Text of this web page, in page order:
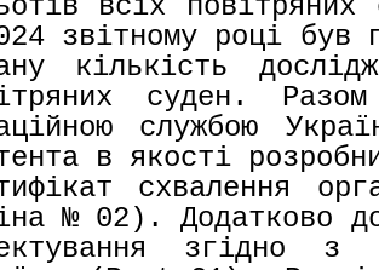
всіх
звітному роцi був
кількість
суден . Разом
службою
в якості
схвалення
№ 02). Додатково
згідно з